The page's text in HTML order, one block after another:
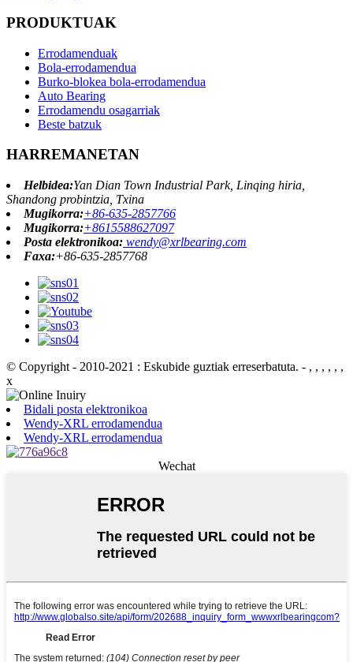
PRODUKTUAK
Errodamenduak
Bola-errodamendua
Burko-blokea bola-errodamendua
Auto Bearing
Errodamendu osagarriak
Beste batzuk
HARREMANETAN
Helbidea:Yan Dian Town Industrial Park, Linqing hiria,
Shandong probintzia, Txina
Mugikorra:+86-635-2857766
Mugikorra:+8615588627097
Posta elektronikoa: wendy@xrlbearing.com
Faxa:+86-635-2857768
© Copyright - 2010-2021 : Eskubide guztiak erreserbatuta. - , , , , , ,
x
Bidali posta elektronikoa
Wendy-XRL errodamendua
Wendy-XRL errodamendua
Wechat